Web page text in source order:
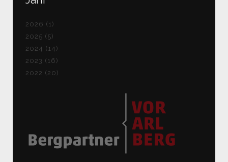
2026 (1)
2025 (5)
2024 (14)
2023 (16)
2022 (20)